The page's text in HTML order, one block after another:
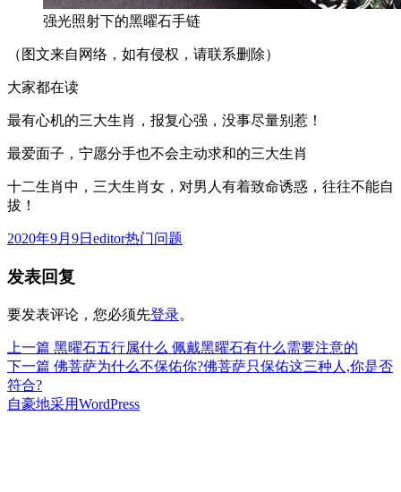
强光照射下的黑曜石手链
（图文来自网络，如有侵权，请联系删除）
大家都在读
最有心机的三大生肖，报复心强，没事尽量别惹！
最爱面子，宁愿分手也不会主动求和的三大生肖
十二生肖中，三大生肖女，对男人有着致命诱惑，往往不能自
拔！
发
于
2020年9月9日 作
editor分
热门问题
发表回复
要发表评论，您必须先登录。
文
章
导
上一篇 上
篇
章：
黑曜石五行属什么 佩戴黑曜石有什么需要注意的
下一篇 下
文
佛菩萨为什么不保佑你?佛菩萨只保佑这三种人,你是否
符合?
自豪地采用WordPress